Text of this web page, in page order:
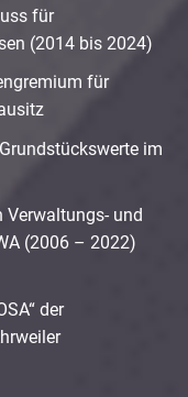
für
(2014 bis 2024)
für
im
Verwaltungs- und
(2006 – 2022)
der